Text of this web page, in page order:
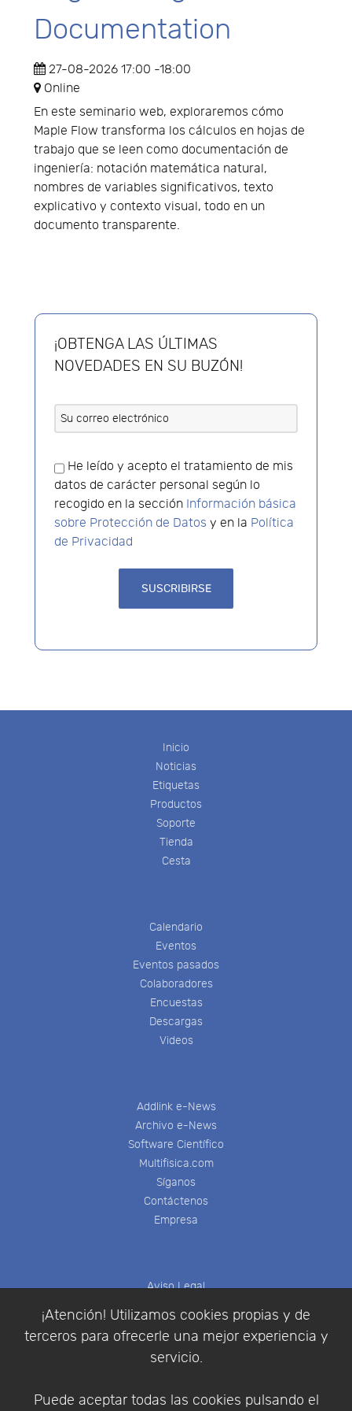
¡Atención! Utilizamos cookies propias y de
terceros para ofrecerle una mejor experiencia y
servicio.
Puede aceptar todas las cookies pulsando el
Documentation
27-08-2026 17:00 -18:00
Online
En este seminario web, exploraremos cómo
Maple Flow transforma los cálculos en hojas de
trabajo que se leen como documentación de
ingeniería: notación matemática natural,
nombres de variables significativos, texto
explicativo y contexto visual, todo en un
documento transparente.
¡OBTENGA LAS ÚLTIMAS
NOVEDADES EN SU BUZÓN!
He leído y acepto el tratamiento de mis
datos de carácter personal según lo
recogido en la sección Información básica
sobre Protección de Datos y en la Política
de Privacidad
Inicio
Noticias
Etiquetas
Productos
Soporte
Tienda
Cesta
Calendario
Eventos
Eventos pasados
Colaboradores
Encuestas
Descargas
Videos
Addlink e-News
Archivo e-News
Software Científico
Multifisica.com
Síganos
Contáctenos
Empresa
Aviso Legal
Política de Privacidad
Condiciones de compra
Identificarse